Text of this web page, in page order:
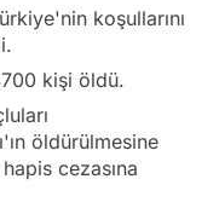
koşullarını
kişi öldü.
öldürülmesine
hapis cezasına